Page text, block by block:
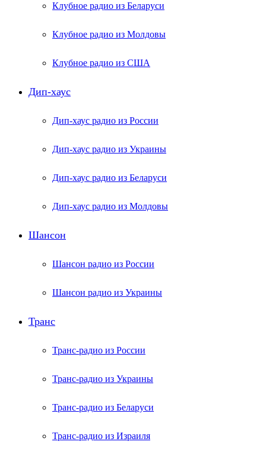
Клубное радио из Беларуси
Клубное радио из Молдовы
Клубное радио из США
Дип-хаус
Дип-хаус радио из России
Дип-хаус радио из Украины
Дип-хаус радио из Беларуси
Дип-хаус радио из Молдовы
Шансон
Шансон радио из России
Шансон радио из Украины
Транс
Транс-радио из России
Транс-радио из Украины
Транс-радио из Беларуси
Транс-радио из Израиля